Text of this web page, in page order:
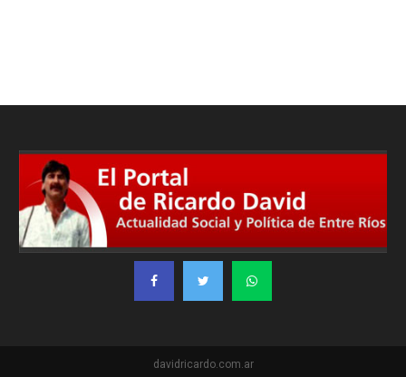
davidricardo.com.ar